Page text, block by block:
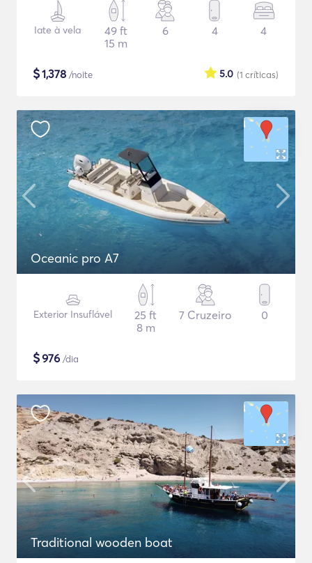
Iate à vela
49 ft
15 m
6 4 4
$1,378 /noite (1 críticas)
5.0
Oceanic pro A7
Exterior Insuflável
25 ft
8 m
7 Cruzeiro 0
$976 /dia
Traditional wooden boat